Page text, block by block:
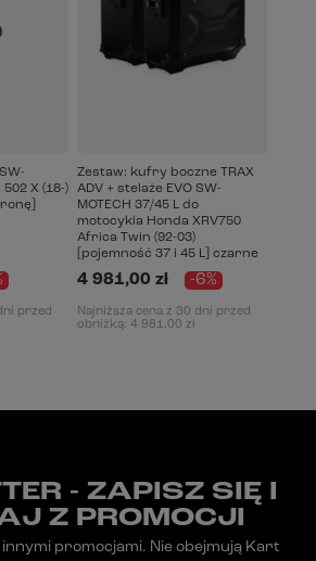
X (18-)
przed
Zestaw: kufry boczne TRAX
ADV + stelaże EVO SW-
MOTECH 37/45 L do
motocykla Honda XRV750
Africa Twin (92-03)
[pojemność 37 i 45 L] czarne
4 981,00 zł -6%
Najniższa cena z 30 dni przed
obniżką: 4 981,00 zł
- ZAPISZ SIĘ I
Z PROMOCJI
innymi promocjami. Nie obejmują Kart